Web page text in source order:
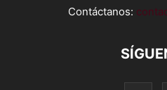
Contáctanos: